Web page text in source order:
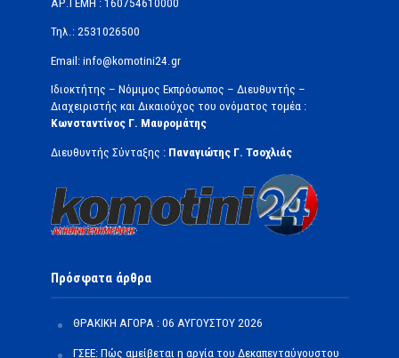
ΑΡ.ΓΕΜΗ : 160754610000
Τηλ.: 2531026500
Email: info@komotini24.gr
Ιδιοκτήτης – Νόμιμος Εκπρόσωπος – Διευθυντής –
Διαχειριστής και Δικαιούχος του ονόματος τομέα :
Κωνσταντίνος Γ. Μαυρομάτης
Διευθυντής Σύνταξης : Παναγιώτης Γ. Τσοχλιάς
Πρόσφατα άρθρα
ΘΡΑΚΙΚΗ ΑΓΟΡΑ : 06 ΑΥΓΟΥΣΤΟΥ 2026
ΓΣΕΕ: Πώς αμείβεται η αργία του Δεκαπενταύγουστου